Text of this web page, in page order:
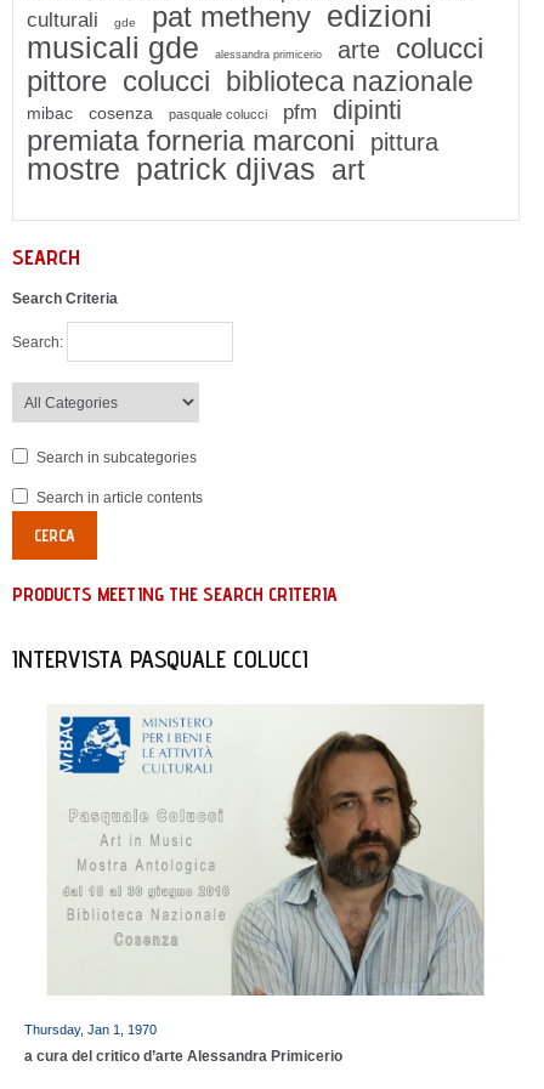
culturali
gde pat metheny edizioni
musicali gde
alessandra primicerio arte
colucci
pittore colucci biblioteca nazionale
mibac cosenza pasquale colucci pfm dipinti
premiata forneria marconi pittura
mostre patrick djivas art
SEARCH
Search Criteria
Search:
Search in subcategories
Search in article contents
PRODUCTS MEETING THE SEARCH CRITERIA
INTERVISTA PASQUALE COLUCCI
Thursday, Jan 1, 1970
a cura del critico d’arte Alessandra Primicerio